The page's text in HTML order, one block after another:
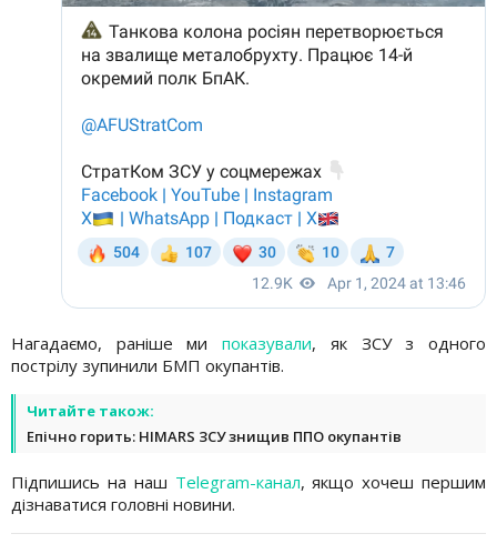
Нагадаємо, раніше мипоказували, як ЗСУ з одного
пострілу зупинили БМП окупантів.
Читайте також:
Епічно горить: HIMARS ЗСУ знищив ППО окупантів
Підпишись на наш Telegram-канал, якщо хочеш першим
дізнаватися головні новини.